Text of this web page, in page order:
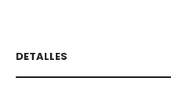
DETALLES